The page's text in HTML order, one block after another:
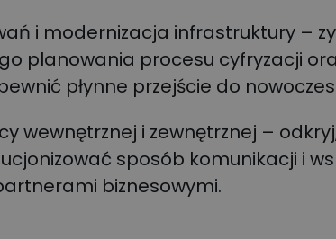
i modernizacja infrastruktury –
planowania procesu cyfryzacji
płynne przejście do
wewnętrznej i zewnętrznej –
sposób komunikacji i
biznesowymi.